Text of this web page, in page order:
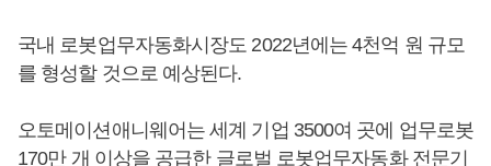
국내 로봇업무자동화시장도 2022년에는 4천억 원 규모
를 형성할 것으로 예상된다.
오토메이션애니웨어는 세계 기업 3500여 곳에 업무로봇
170만 개 이상을 공급한 글로벌 로봇업무자동화 전문기